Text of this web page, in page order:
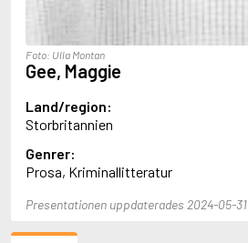
Adam de la Halle
Adams, Douglas
Adams, Herbert
Adams, Richard
Adbåge, Emma
Adelborg, Ottilia
Adichie, Chimamanda Ngozi
Adiga, Aravind
Adler-Olsen, Jussi
Adlerbeth, Gudmund Jöran
Foto: Ulla Montan
Gee, Maggie
Land/region:
Storbritannien
Genrer:
Prosa, Kriminallitteratur
Presentationen uppdaterades 2024-05-31